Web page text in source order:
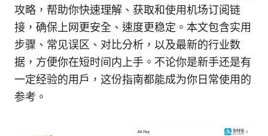
攻略，帮助你快速理解、获取和使用机场订阅链
接，确保上网更安全、速度更稳定。本文包含实用
步骤、常见误区、对比分析，以及最新的行业数
据，方便你在短时间内上手。不论你是新手还是有
一定经验的用户，这份指南都能成为你日常使用的
参考。